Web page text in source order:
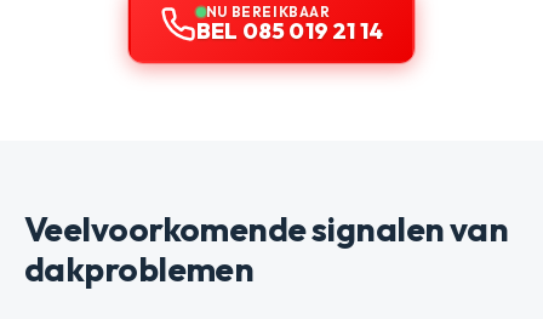
NU BEREIKBAAR
BEL 085 019 21 14
Veelvoorkomende signalen van
dakproblemen